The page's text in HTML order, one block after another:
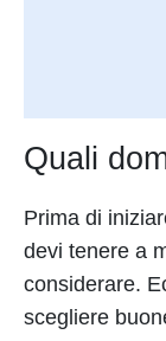
Quali
Prima di
devi tenere a
considerare.
scegliere